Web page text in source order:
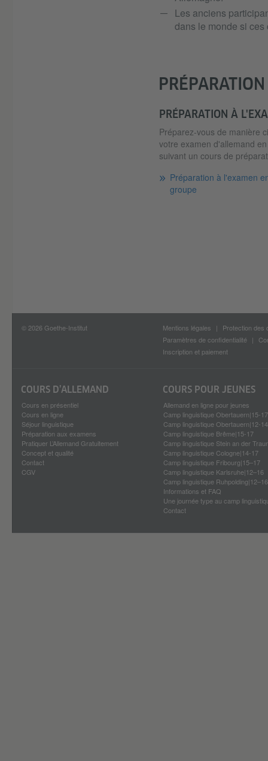
Les anciens
dans le monde si
PRÉPARATION
PRÉPARATION À
Préparez-vous de manière
votre examen d'allemand en
suivant un cours de
Préparation à l'examen
groupe
© 2026 Goethe-Institut Mentions légales
Protection des
Paramètres de confidentialité
Inscription et paiement
COURS D’ALLEMAND
Cours en présentiel
Cours en ligne
Séjour linguistique
Préparation aux examens
Pratiquer L’Allemand Gratuitement
Concept et qualité
Contact
CGV
COURS POUR JEUNES
Allemand en ligne pour jeunes
Camp linguistique Obertauern|15-17
Camp linguistique Obertauern|12-14
Camp linguistique Brême|15-17
Camp linguistique Stein an der
Camp linguistique Cologne|14-17
Camp linguistique Fribourg|15–17
Camp linguistique Karlsruhe|12–16
Camp linguistique Ruhpolding|12–16
Informations et FAQ
Une journée type au camp
Contact